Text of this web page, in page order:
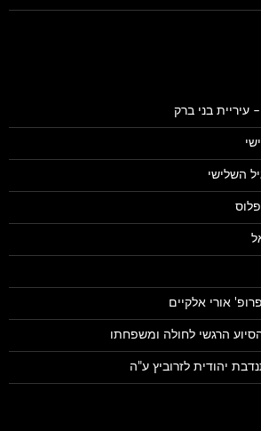
עיריית בני ברק
השלישי
אורי אלקיים
הרגשי לחולה ומשפחתו
יהודית לזרוביץ ע"ה